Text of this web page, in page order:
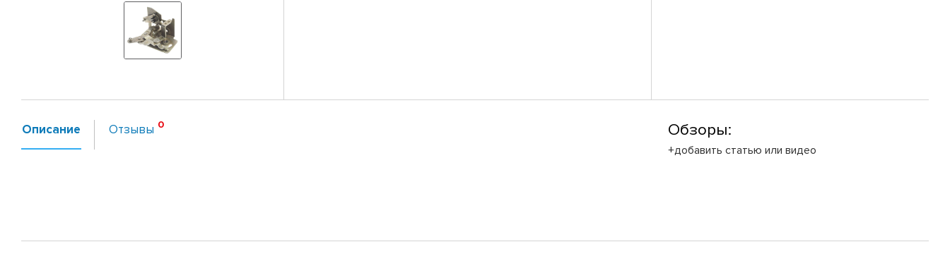
Описание Отзывы Обзоры:
+добавить статью или видео